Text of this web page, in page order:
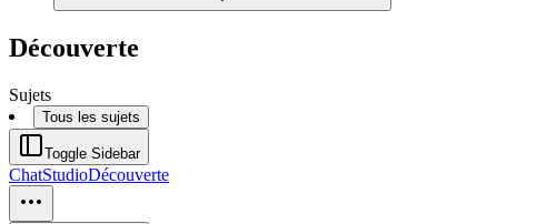
Découverte
Sujets
Tous les sujets
Toggle Sidebar
ChatStudioDécouverte